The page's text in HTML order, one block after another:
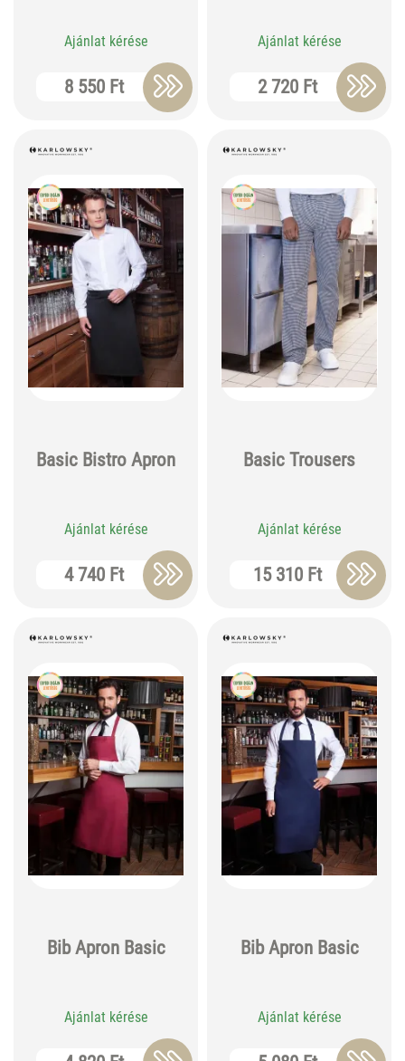
Ajánlat kérése
8 550 Ft
Ajánlat kérése
2 720 Ft
Basic Bistro Apron
Ajánlat kérése
4 740 Ft
Basic Trousers
Ajánlat kérése
15 310 Ft
Bib Apron Basic
Ajánlat kérése
Bib Apron Basic
Ajánlat kérése